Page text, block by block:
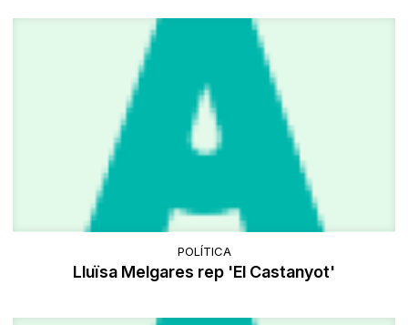
POLÍTICA
Lluïsa Melgares rep 'El Castanyot'